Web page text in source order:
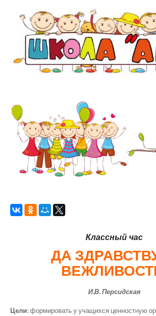
Классный час
ДА
И.В. Персидская
Цели:формировать у учащихся ценностную